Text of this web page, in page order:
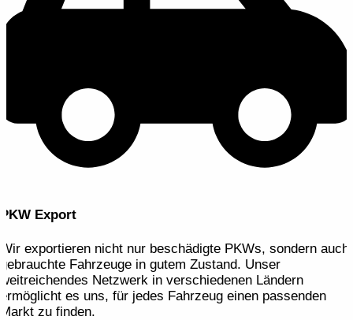
PKW Export
Wir exportieren nicht nur beschädigte PKWs, sondern auch
gebrauchte Fahrzeuge in gutem Zustand. Unser
weitreichendes Netzwerk in verschiedenen Ländern
ermöglicht es uns, für jedes Fahrzeug einen passenden
Markt zu finden.